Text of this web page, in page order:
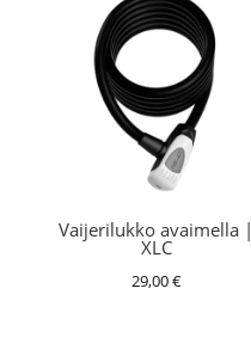
Vaijerilukko avaimella |
XLC
29,00€